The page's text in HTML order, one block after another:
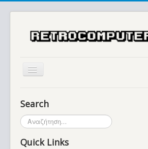
Μουσείο
Search
Αναζήτηση...
Quick Links